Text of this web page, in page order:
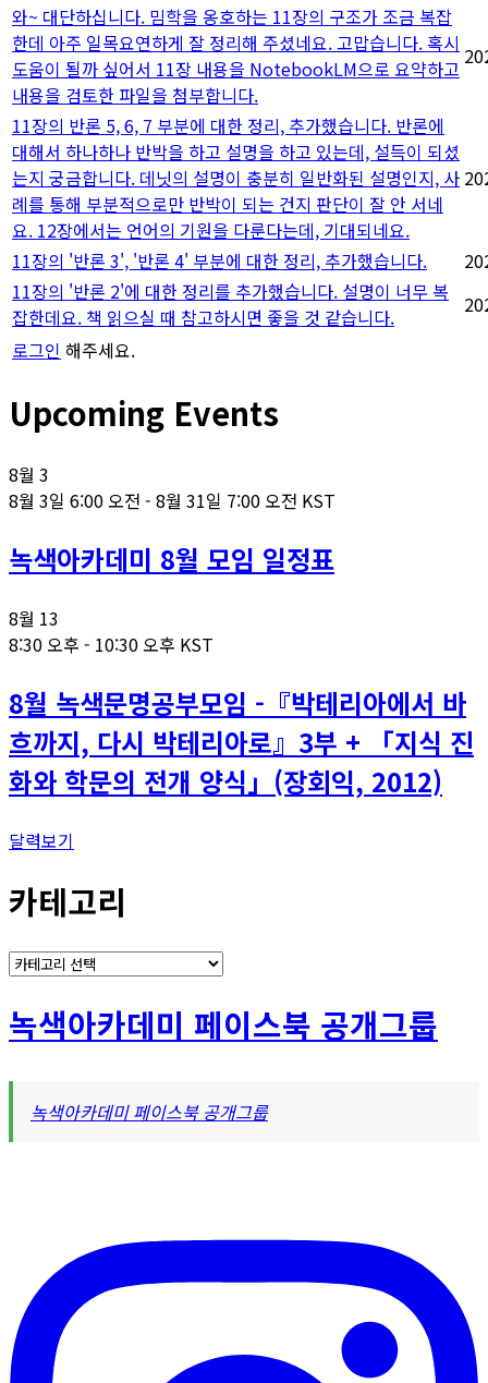
와~ 대단하십니다. 밈학을 옹호하는 11장의 구조가 조금 복잡
한데 아주 일목요연하게 잘 정리해 주셨네요. 고맙습니다. 혹시
도움이 될까 싶어서 11장 내용을 NotebookLM으로 요약하고
내용을 검토한 파일을 첨부합니다.
11장의 반론 5, 6, 7 부분에 대한 정리, 추가했습니다. 반론에
대해서 하나하나 반박을 하고 설명을 하고 있는데, 설득이 되셨
는지 궁금합니다. 데닛의 설명이 충분히 일반화된 설명인지, 사
례를 통해 부분적으로만 반박이 되는 건지 판단이 잘 안 서네
요. 12장에서는 언어의 기원을 다룬다는데, 기대되네요.
11장의 '반론 3', '반론 4' 부분에 대한 정리, 추가했습니다.
11장의 '반론 2'에 대한 정리를 추가했습니다. 설명이 너무 복
잡한데요. 책 읽으실 때 참고하시면 좋을 것 같습니다.
로그인 해주세요.
Upcoming Events
8월 3
8월 3일 6:00 오전 - 8월 31일 7:00 오전 KST
녹색아카데미 8월 모임 일정표
8월 13
8:30 오후 - 10:30 오후 KST
8월 녹색문명공부모임 -『박테리아에서 바
흐까지, 다시 박테리아로』3부 + 「지식 진
화와 학문의 전개 양식」(장회익, 2012)
달력보기
카테고리
카
고
리
녹색아카데미 페이스북 공개그룹
녹색아카데미 페이스북 공개그룹